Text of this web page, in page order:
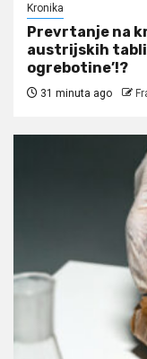
Kronika
Prevrtanje na
austrijskih
ogrebotine’!?
31 minuta ago